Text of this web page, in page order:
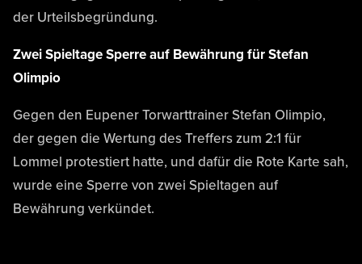
der Urteilsbegründung.
Zwei Spieltage Sperre auf Bewährung für Stefan
Olimpio
Gegen den Eupener Torwarttrainer Stefan Olimpio,
der gegen die Wertung des Treffers zum 2:1 für
Lommel protestiert hatte, und dafür die Rote Karte sah,
wurde eine Sperre von zwei Spieltagen auf
Bewährung verkündet.